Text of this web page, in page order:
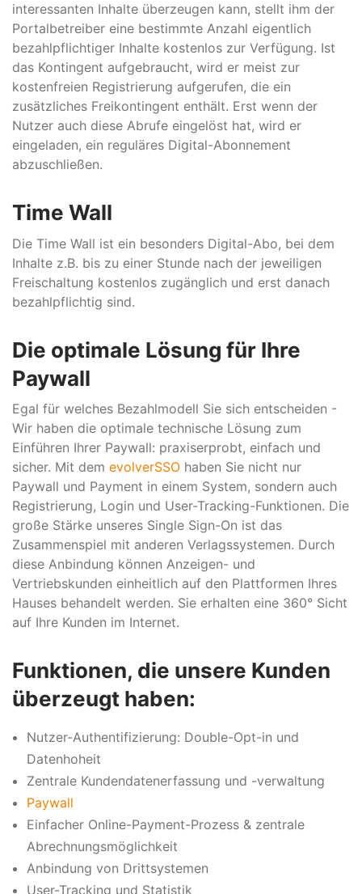
interessanten Inhalte überzeugen kann, stellt ihm der
Portalbetreiber eine bestimmte Anzahl eigentlich
bezahlpflichtiger Inhalte kostenlos zur Verfügung. Ist
das Kontingent aufgebraucht, wird er meist zur
kostenfreien Registrierung aufgerufen, die ein
zusätzliches Freikontingent enthält. Erst wenn der
Nutzer auch diese Abrufe eingelöst hat, wird er
eingeladen, ein reguläres Digital-Abonnement
abzuschließen.
Time Wall
Die Time Wall ist ein besonders Digital-Abo, bei dem
Inhalte z.B. bis zu einer Stunde nach der jeweiligen
Freischaltung kostenlos zugänglich und erst danach
bezahlpflichtig sind.
Die optimale Lösung für Ihre
Paywall
Egal für welches Bezahlmodell Sie sich entscheiden -
Wir haben die optimale technische Lösung zum
Einführen Ihrer Paywall: praxiserprobt, einfach und
sicher. Mit dem evolverSSO haben Sie nicht nur
Paywall und Payment in einem System, sondern auch
Registrierung, Login und User-Tracking-Funktionen. Die
große Stärke unseres Single Sign-On ist das
Zusammenspiel mit anderen Verlagssystemen. Durch
diese Anbindung können Anzeigen- und
Vertriebskunden einheitlich auf den Plattformen Ihres
Hauses behandelt werden. Sie erhalten eine 360° Sicht
auf Ihre Kunden im Internet.
Funktionen, die unsere Kunden
überzeugt haben:
Nutzer-Authentifizierung: Double-Opt-in und
Datenhoheit
Zentrale Kundendatenerfassung und -verwaltung
Paywall
Einfacher Online-Payment-Prozess & zentrale
Abrechnungsmöglichkeit
Anbindung von Drittsystemen
User-Tracking und Statistik